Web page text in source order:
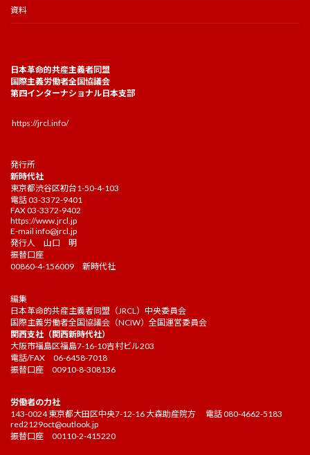
資料
日本革命的共産主義者同盟
国際主義労働者全国協議会
第四インターナショナル日本支部
https://jrcl.info/
発行所
新時代社
東京都渋谷区初台1-50-4-103
電話 03-3372-9401
FAX 03-3372-9402
https://www.jrcl.jp
E-mail info@jrcl.jp
発行人 山口 明
振替口座
00860-4-156009 新時代社
編集
日本革命的共産主義者同盟（JRCL）中央委員会
国際主義労働者全国協議会（NCIW）全国運営委員会
関西支社（関西新時代社）
大阪市福島区福島7-16-10吉村ビル203
電話/FAX 06-6458-7018
振替口座 00910-8-308136
労働者の力社
143-0024 東京都大田区中央7-12-16 大森助産院方 電話 080-4662-5183
red2129oct@outlook.jp
振替口座 00110-2-415220